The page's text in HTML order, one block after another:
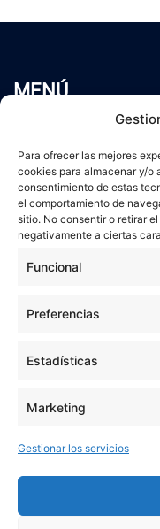
Para ofrecer las mejores
cookies para almacenar y/o
consentimiento de estas
el comportamiento de
sitio. No consentir o retirar
negativamente a ciertas
Funcional
Preferencias
Estadísticas
Marketing
Gestionar los servicios
MENÚ
Servicios
Blog
Contacto
Aviso Legal
Política de cookies
veronicaruiz.es
NoComercial 4.0
MÁS